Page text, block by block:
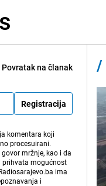
Povratak na članak
Registracija
komentara koji
procesuirani.
mržnje, kao i da
prihvata mogućnost
ima
i
/